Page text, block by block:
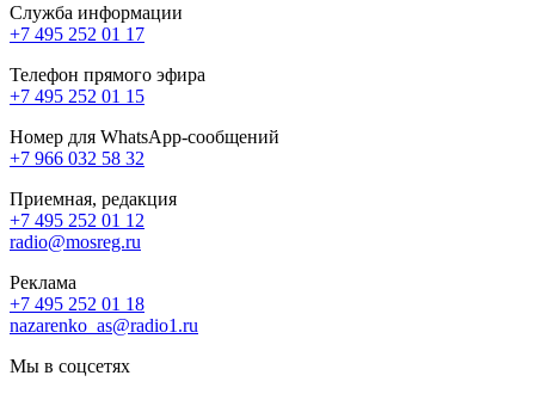
Служба информации
+7 495 252 01 17
Телефон прямого эфира
+7 495 252 01 15
Номер для WhatsApp-сообщений
+7 966 032 58 32
Приемная, редакция
+7 495 252 01 12
radio@mosreg.ru
Реклама
+7 495 252 01 18
nazarenko_as@radio1.ru
Мы в соцсетях